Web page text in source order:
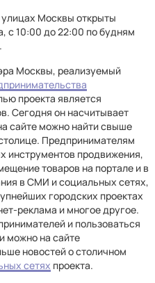
Москвы открыты
с 10:00 до 22:00 по будням
Москвы, реализуемый
проекта является
Сегодня он насчитывает
сайте можно найти свыше
Предпринимателям
инструментов продвижения,
товаров на портале и в
в СМИ и социальных сетях,
городских проектах
реклама и многое другое.
и пользоваться
можно на сайте
новостей о столичном
сетях проекта.